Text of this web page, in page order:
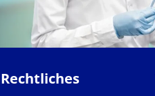
Rechtliches